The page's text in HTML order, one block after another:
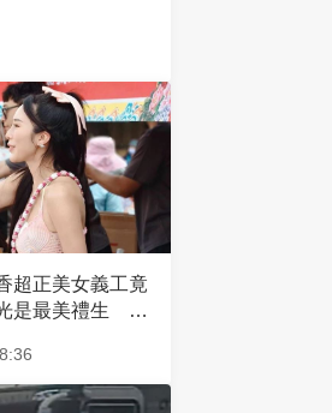
超正美女義工竟
是最美禮生 一